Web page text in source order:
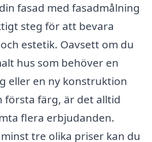
fasad med fasadmålning
steg för att bevara
estetik. Oavsett om du
hus som behöver en
eller en ny konstruktion
första färg, är det alltid
flera erbjudanden.
tre olika priser kan du